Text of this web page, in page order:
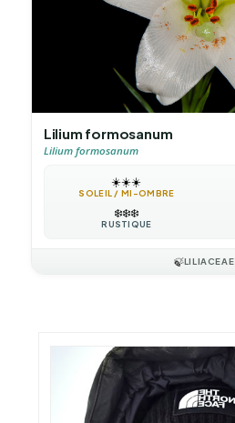
Lilium formosanum
Lilium formosanum
☀️☀️☀️
SOLEIL / MI-OMBRE
❄️❄️❄️
RUSTIQUE
🍃LILIACEAE